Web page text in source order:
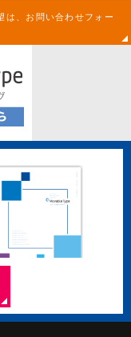
は、お問い合わせフォー